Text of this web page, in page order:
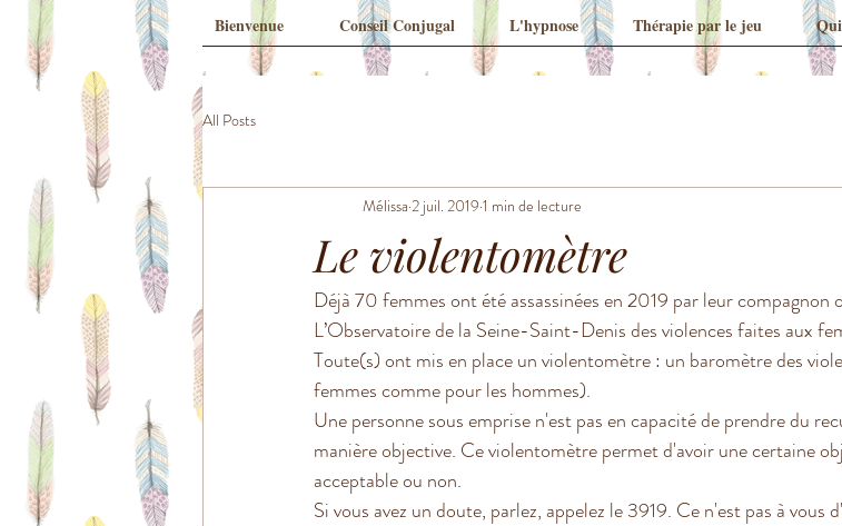
Bienvenue Conseil Conjugal L'hypnose Thérapie par le jeu
All Posts
Le violentomètre
Mélissa 2 juil. 2019 1 min de lecture
Déjà 70 femmes ont été assassinées en 2019 par leur compagnon
L’Observatoire de la Seine-Saint-Denis des violences faites aux
Toute(s) ont mis en place un violentomètre : un baromètre des
femmes comme pour les hommes).
Une personne sous emprise n'est pas en capacité de prendre du
manière objective. Ce violentomètre permet d'avoir une certaine
acceptable ou non.
Si vous avez un doute, parlez, appelez le 3919. Ce n'est pas à vous